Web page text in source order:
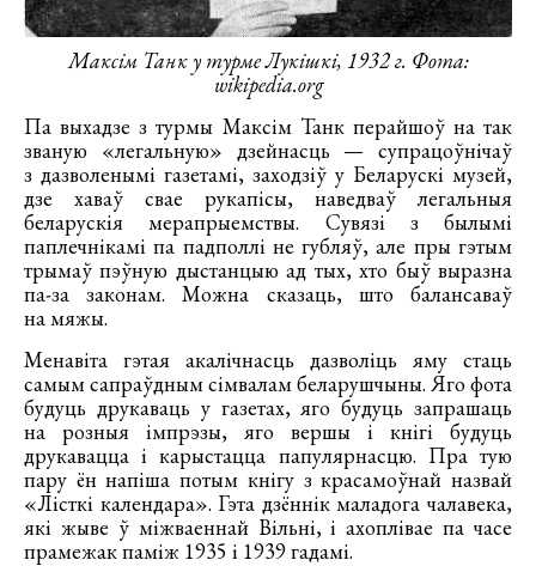
Максім Танк у турме Лукішкі, 1932 г. Фота:
wikipedia.org
Па выхадзе з турмы Максім Танк перайшоў на так
званую «легальную» дзейнасць — супрацоўнічаў
з дазволенымі газетамі, заходзіў у Беларускі музей,
дзе хаваў свае рукапісы, наведваў легальныя
беларускія мерапрыемствы. Сувязі з былымі
паплечнікамі па падполлі не губляў, але пры гэтым
трымаў пэўную дыстанцыю ад тых, хто быў выразна
па-за законам. Можна сказаць, што балансаваў
на мяжы.
Менавіта гэтая акалічнасць дазволіць яму стаць
самым сапраўдным сімвалам беларушчыны. Яго фота
будуць друкаваць у газетах, яго будуць запрашаць
на розныя імпрэзы, яго вершы і кнігі будуць
друкавацца і карыстацца папулярнасцю. Пра тую
пару ён напіша потым кнігу з красамоўнай назвай
«Лісткі календара». Гэта дзённік маладога чалавека,
які жыве ў міжваеннай Вільні, і ахоплівае па часе
прамежак паміж 1935 і 1939 гадамі.